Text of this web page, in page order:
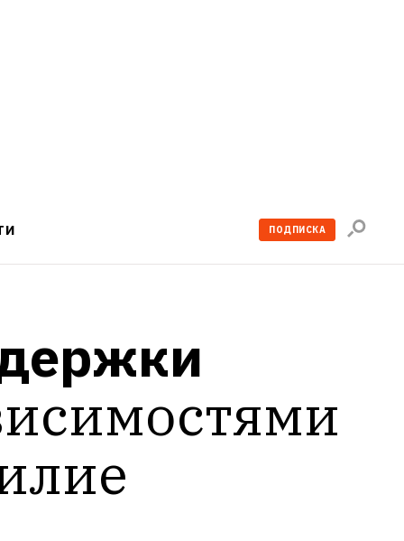
ПОДПИСКА
Поиск
по